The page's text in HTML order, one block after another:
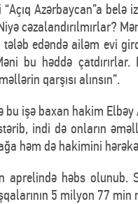
Azərbaycan”a
cəzalandırılmırlar?
tələb edəndə ailəm evi
bu həddə çatdırırlar.
qarşısı alınsın”.
bu işə baxan hakim
indi də onların
həm də hakimini
aprelində həbs
5 milyon 77